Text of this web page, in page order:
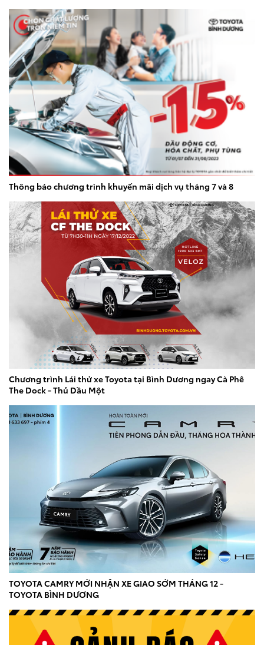
Thông báo chương trình khuyến mãi dịch vụ tháng 7 và 8
Chương trình Lái thử xe Toyota tại Bình Dương ngay Cà Phê
The Dock - Thủ Dầu Một
TOYOTA CAMRY MỚI NHẬN XE GIAO SỚM THÁNG 12 -
TOYOTA BÌNH DƯƠNG